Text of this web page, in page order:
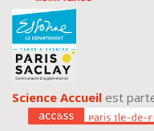
Science Accueil est